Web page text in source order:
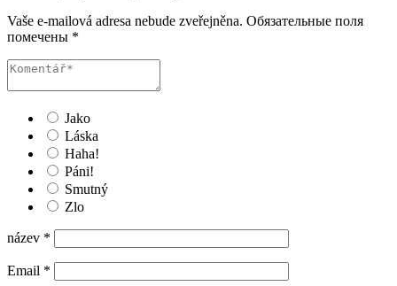
Vaše e-mailová adresa nebude zveřejněna. Обязательные поля
помечены *
Jako
Láska
Haha!
Páni!
Smutný
Zlo
název *
Email *